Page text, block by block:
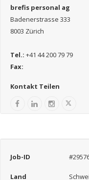
brefis personal ag
Badenerstrasse 333
8003 Zürich
Tel.: +41 44 200 79 79
Fax:
Kontakt Teilen
Job-ID
Land